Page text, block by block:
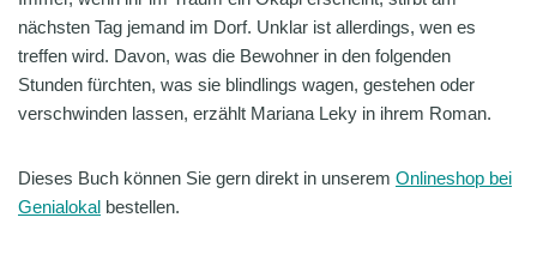
nächsten Tag jemand im Dorf. Unklar ist allerdings, wen es
treffen wird. Davon, was die Bewohner in den folgenden
Stunden fürchten, was sie blindlings wagen, gestehen oder
verschwinden lassen, erzählt Mariana Leky in ihrem Roman.
Dieses Buch können Sie gern direkt in unserem Onlineshop bei
Genialokal bestellen.